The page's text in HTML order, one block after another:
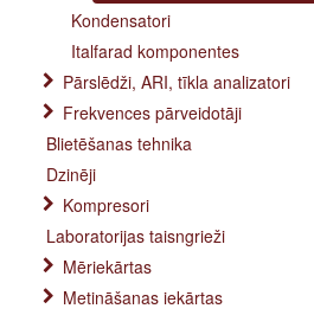
Kondensatori
Italfarad komponentes
Pārslēdži, ARI, tīkla analizatori
Frekvences pārveidotāji
Blietēšanas tehnika
Dzinēji
Kompresori
Laboratorijas taisngrieži
Mēriekārtas
Metināšanas iekārtas